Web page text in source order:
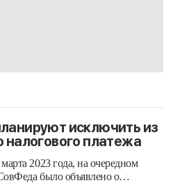
исключить из
налогового платежа
2023 года, на очередном
было объявлено о…